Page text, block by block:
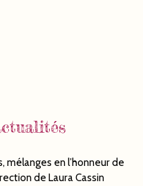
mélanges en l’honneur de
de Laura Cassin